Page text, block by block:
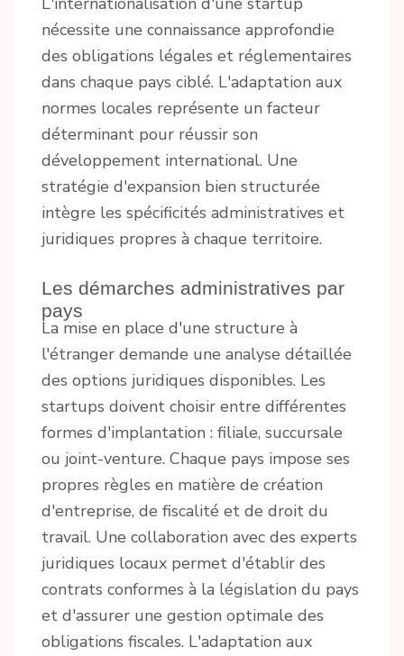
nécessite une connaissance approfondie
des obligations légales et réglementaires
dans chaque pays ciblé. L'adaptation aux
normes locales représente un facteur
déterminant pour réussir son
développement international. Une
stratégie d'expansion bien structurée
intègre les spécificités administratives et
juridiques propres à chaque territoire.
Les démarches administratives par
pays
La mise en place d'une structure à
l'étranger demande une analyse détaillée
des options juridiques disponibles. Les
startups doivent choisir entre différentes
formes d'implantation : filiale, succursale
ou joint-venture. Chaque pays impose ses
propres règles en matière de création
d'entreprise, de fiscalité et de droit du
travail. Une collaboration avec des experts
juridiques locaux permet d'établir des
contrats conformes à la législation du pays
et d'assurer une gestion optimale des
obligations fiscales. L'adaptation aux